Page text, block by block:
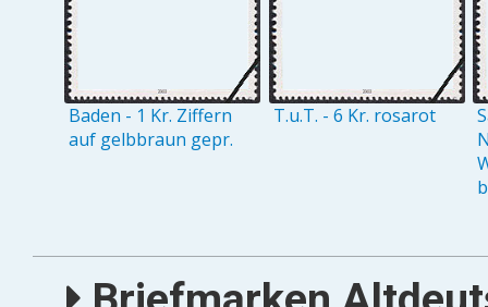
Baden - 1 Kr. Ziffern
auf gelbbraun gepr.
T.u.T. - 6 Kr. rosarot